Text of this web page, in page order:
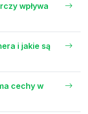
wpływa
i jakie są
cechy w